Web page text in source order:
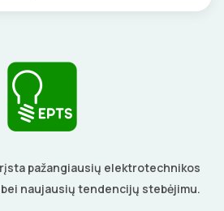
pažangiausių elektrotechnikos
naujausių tendencijų stebėjimu.